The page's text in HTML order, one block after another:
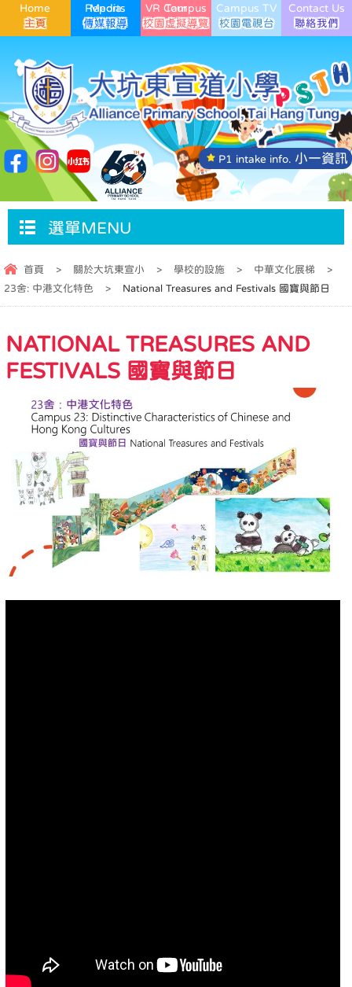
Home Media Reports VR Campus Tour Campus TV Contact Us
P1 intake info. 小一資訊
選單MENU
首頁 > 關於大坑東宣小 > 學校的設施 > 中華文化展梯
>
23舍: 中港文化特色
> National Treasures and Festivals 國寶與節日
NATIONAL TREASURES AND
FESTIVALS 國寶與節日